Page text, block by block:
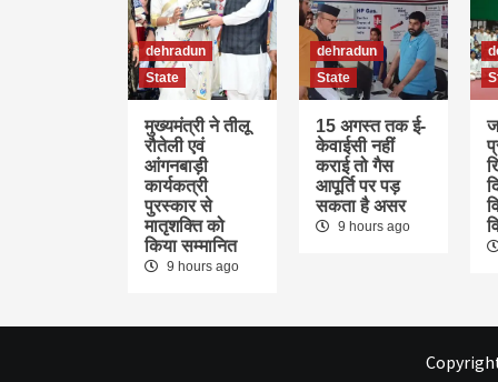
dehradun
State
मुख्यमंत्री ने तीलू
रौतेली एवं
आंगनबाड़ी
कार्यकत्री
पुरस्कार से
मातृशक्ति को
किया सम्मानित
9 hours ago
dehradun
State
15 अगस्त तक ई-
केवाईसी नहीं
कराई तो गैस
आपूर्ति पर पड़
सकता है असर
9 hours ago